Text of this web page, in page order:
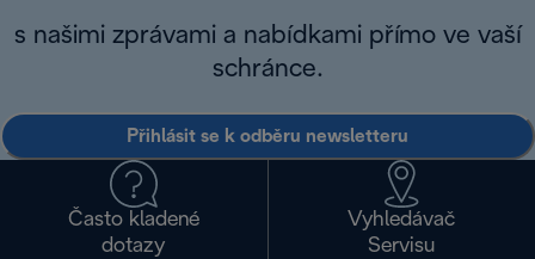
s našimi zprávami a nabídkami přímo ve vaší
schránce.
Přihlásit se k odběru newsletteru
Často kladené
dotazy
Vyhledávač
Servisu